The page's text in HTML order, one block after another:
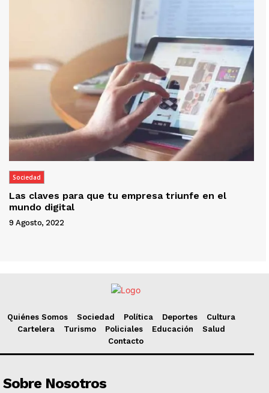
Sociedad
Las claves para que tu empresa triunfe en el
mundo digital
9 Agosto, 2022
Quiénes Somos Sociedad Política Deportes
Cultura
Cartelera
Turismo Policiales Educación
Salud
Contacto
Sobre Nosotros